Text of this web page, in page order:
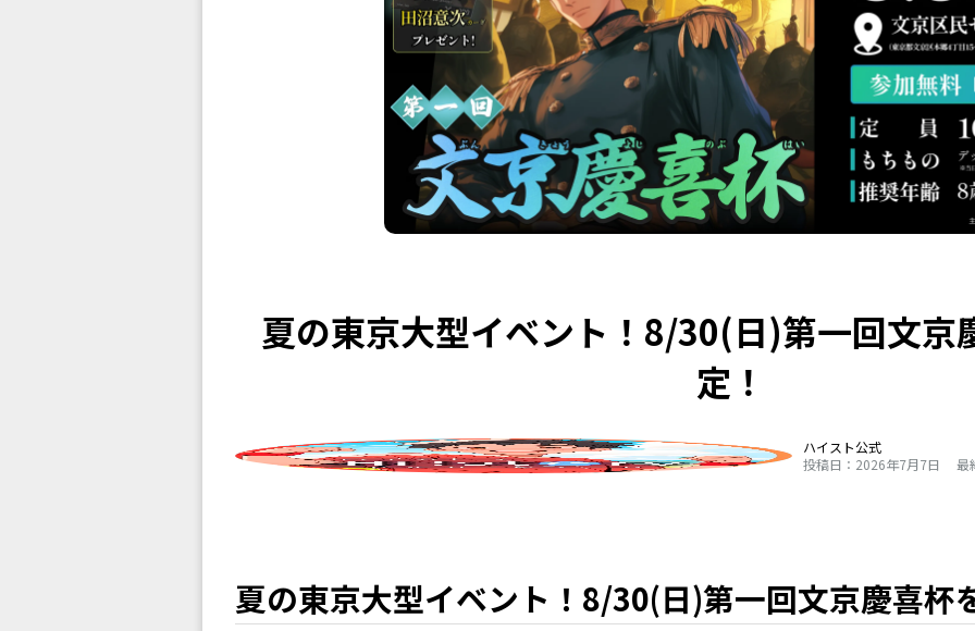
夏の東京大型イベント！8/30(日)第一回文京
定！
ハイスト公式
投稿日：2026年7月7日
最
夏の東京大型イベント！8/30(日)第一回文京慶喜杯